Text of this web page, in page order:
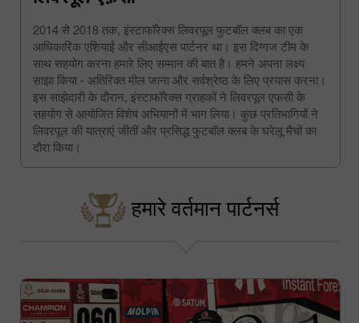
2014 से 2018 तक, इंस्टाफॉरेक्स लिवरपूल फुटबॉल क्लब का एक
आधिकारिक एशियाई और सीआईएस पार्टनर था। इस दिग्गज टीम के
साथ सहयोग करना हमारे लिए सम्मान की बात है। हमने अपना लक्ष्य
साझा किया - अतिरिक्त मील जाना और सर्वश्रेष्ठ के लिए प्रयास करना।
इस साझेदारी के दौरान, इंस्टाफॉरेक्स ग्राहकों ने लिवरपूल एफसी के
सहयोग से आयोजित विशेष अभियानों में भाग लिया। कुछ प्रतिभागियों ने
लिवरपूल की यात्राएं जीतीं और प्रसिद्ध फुटबॉल क्लब के घरेलू मैचों का
दौरा किया।
हमारे वर्तमान पार्टनर्स